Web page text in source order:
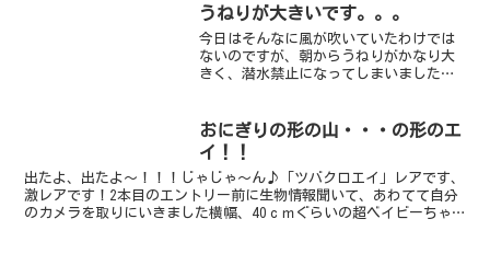
ンブツダイ、アジ・・・まだまだ健在
～。この群れの勢い...
うねりが大きいです。。。
今日はそんなに風が吹いていたわけでは
ないのですが、朝からうねりがかなり大
きく、潜水禁止になってしまいました
た。
おにぎりの形の山・・・の形のエ
イ！！
出たよ、出たよ～！！！じゃじゃ～ん♪「ツバクロエイ」レアです、
激レアです！2本目のエントリー前に生物情報聞いて、あわてて自分
のカメラを取りにいきました横幅、40ｃｍぐらいの超ベイビーちゃ